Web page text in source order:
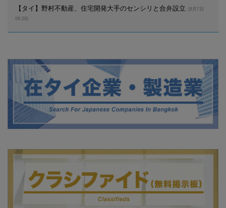
【タイ】野村不動産、住宅開発大手のセンシリと合弁設立
(8月7日
09:20)